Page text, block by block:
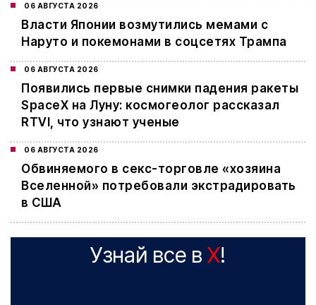
06 АВГУСТА 2026
Власти Японии возмутились мемами с
Наруто и покемонами в соцсетях Трампа
06 АВГУСТА 2026
Появились первые снимки падения ракеты
SpaceX на Луну: космогеолог рассказал
RTVI, что узнают ученые
06 АВГУСТА 2026
Обвиняемого в секс-торговле «хозяина
Вселенной» потребовали экстрадировать
в США
Узнай все в X!